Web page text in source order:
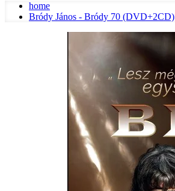
home
Bródy János - Bródy 70 (DVD+2CD)